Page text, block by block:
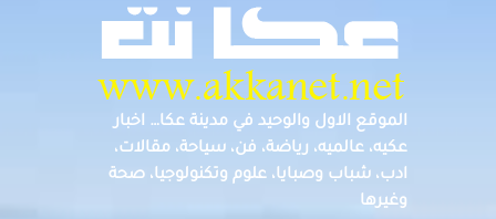
الموقع الاول والوحيد في مدينة عكا… اخبار
عكيه، عالميه، رياضة، فن، سياحة، مقالات،
ادب، شباب وصبايا، علوم وتكنولوجيا، صحة
وغيرها